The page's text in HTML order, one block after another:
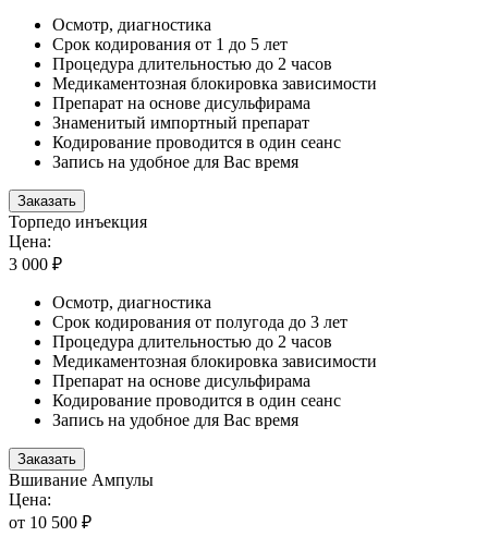
Осмотр, диагностика
Срок кодирования от 1 до 5 лет
Процедура длительностью до 2 часов
Медикаментозная блокировка зависимости
Препарат на основе дисульфирама
Знаменитый импортный препарат
Кодирование проводится в один сеанс
Запись на удобное для Вас время
Заказать
Торпедо инъекция
Цена:
3 000 ₽
Осмотр, диагностика
Срок кодирования от полугода до 3 лет
Процедура длительностью до 2 часов
Медикаментозная блокировка зависимости
Препарат на основе дисульфирама
Кодирование проводится в один сеанс
Запись на удобное для Вас время
Заказать
Вшивание Ампулы
Цена:
от 10 500 ₽